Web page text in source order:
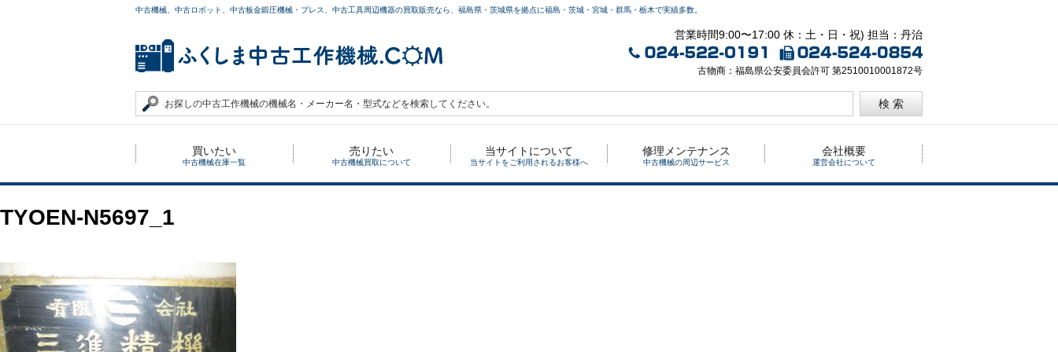
中古機械、中古ロボット、中古板金鍛圧機械・プレス、中古工具周辺機器の買取販売なら、福島県・茨城県を拠点に福島・茨城・宮城・群馬・栃木で実績多数。
営業時間9:00〜17:00 休：土・日・祝) 担当：丹治
古物商：福島県公安委員会許可 第2510010001872号
検 索
買いたい
中古機械在庫一覧
売りたい
中古機械買取について
当サイトについて
当サイトをご利用されるお客様へ
修理メンテナンス
中古機械の周辺サービス
会社概要
運営会社について
TYOEN-N5697_1